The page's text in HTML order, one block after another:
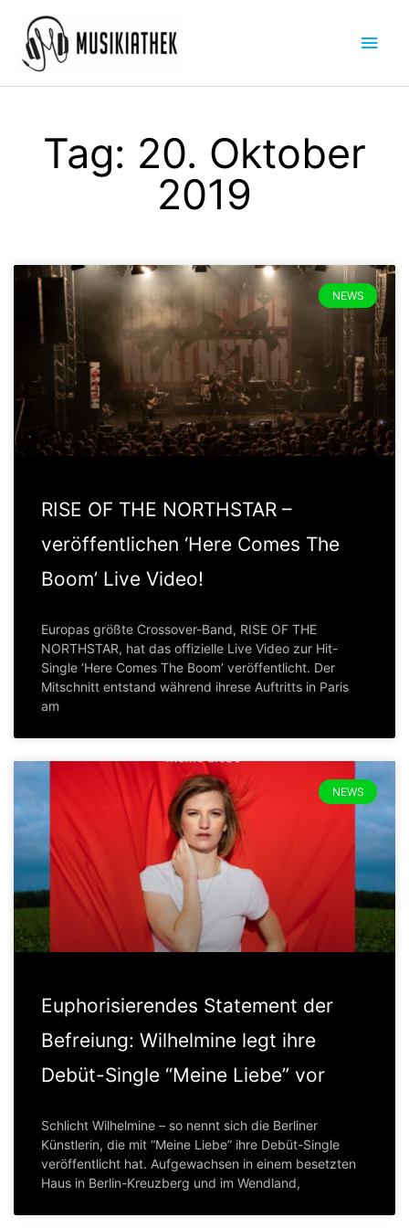
Inhalt
springen
Tag: 20. Oktober
2019
NEWS
RISE OF THE NORTHSTAR –
veröffentlichen ‘Here Comes The
Boom’ Live Video!
Europas größte Crossover-Band, RISE OF THE
NORTHSTAR, hat das offizielle Live Video zur Hit-
Single ‘Here Comes The Boom’ veröffentlicht. Der
Mitschnitt entstand während ihrese Auftritts in Paris
am
NEWS
Euphorisierendes Statement der
Befreiung: Wilhelmine legt ihre
Debüt-Single “Meine Liebe” vor
Schlicht Wilhelmine – so nennt sich die Berliner
Künstlerin, die mit “Meine Liebe” ihre Debüt-Single
veröffentlicht hat. Aufgewachsen in einem besetzten
Haus in Berlin-Kreuzberg und im Wendland,